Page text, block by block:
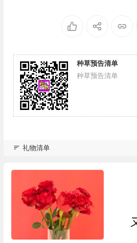
种草预告清单
种草预告清单
礼物清单